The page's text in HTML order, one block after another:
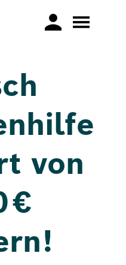
von
€